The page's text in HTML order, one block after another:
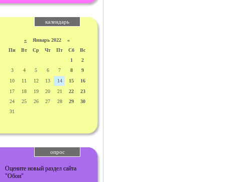
календарь
« Январь 2022 »
Пн
Вт Ср Чт Пт Сб
Вс
1
2
3
4 5 6 7 8
9
10
11 12 13 14 15
16
17
18 19 20 21 22
23
24
25 26 27 28 29
30
31
опрос
Оцените новый раздел сайта
"Обои"